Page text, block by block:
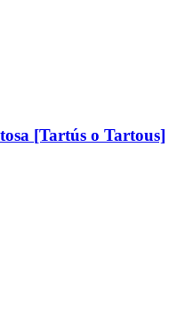
[Tartús o Tartous]